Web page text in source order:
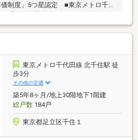
価制度」5つ星認定 ■東京メトロ千代
「綾瀬」駅徒歩3分 ■2013年9月築
ス ■南・東角部屋につき、日当た
各居室5.0帖以上 ■15階建：10階部
■専有面積75.38m2＜3LDK+S(納
室の窓に断熱性の高い〈複層ガラ
豊富：【納戸】をはじめとした豊
東京メトロ千代田線 北千住駅 徒
歩3分
その他の交通
築5年8ヶ月/地上30階地下1階建
総戸数184戸
東京都足立区千住１